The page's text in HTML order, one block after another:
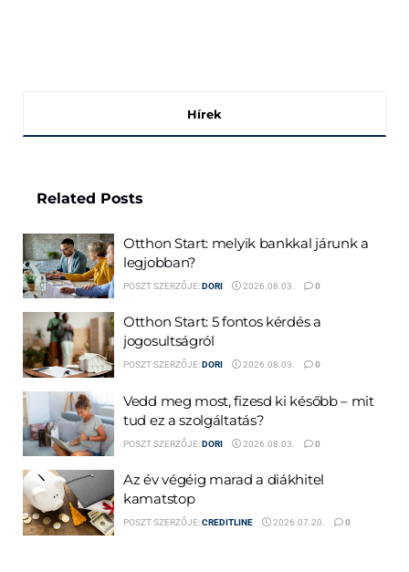
Hírek
Related Posts
Otthon Start: melyik bankkal járunk a
legjobban?
POSZT SZERZŐJE:DORI 2026.08.03. 0
Otthon Start: 5 fontos kérdés a
jogosultságról
POSZT SZERZŐJE: DORI 2026.08.03. 0
Vedd meg most, fizesd ki később – mit
tud ez a szolgáltatás?
POSZT SZERZŐJE:DORI 2026.08.03. 0
Az év végéig marad a diákhitel
kamatstop
POSZT SZERZŐJE:CREDITLINE 2026.07.20. 0